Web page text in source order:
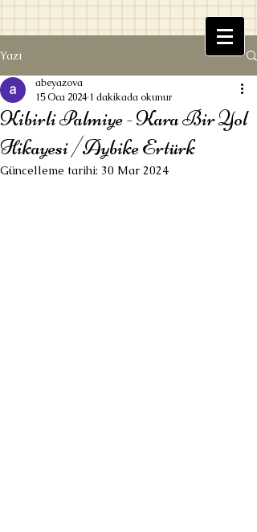
Beyaz Kitaplık
Yazı
Kibirli Palmiye - Kara Bir Yol
Hikayesi /Aybike Ertürk
abeyazova
15 Oca 2024 1 dakikada okunur
Güncelleme tarihi: 30 Mar 2024